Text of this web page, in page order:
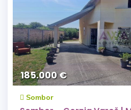
185.000 €
Sombor